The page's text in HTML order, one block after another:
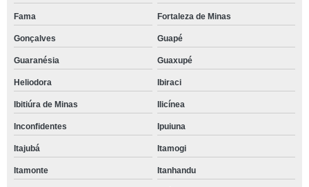
Fama Fortaleza de Minas
Gonçalves Guapé
Guaranésia Guaxupé
Heliodora Ibiraci
Ibitiúra de Minas Ilicínea
Inconfidentes Ipuiuna
Itajubá Itamogi
Itamonte Itanhandu